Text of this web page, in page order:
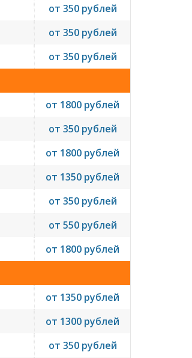
от 350 рублей
от 350 рублей
от 350 рублей
от 1800 рублей
от 350 рублей
от 1800 рублей
от 1350 рублей
от 350 рублей
от 550 рублей
от 1800 рублей
от 1350 рублей
от 1300 рублей
от 350 рублей